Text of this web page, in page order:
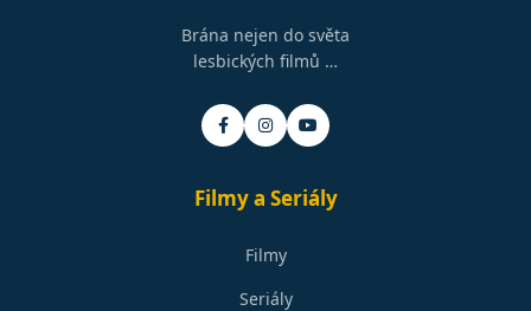
Brána nejen do světa
lesbických filmů …
Filmy a Seriály
Filmy
Seriály